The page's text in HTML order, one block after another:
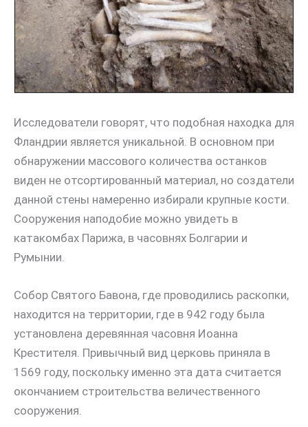
Исследователи говорят, что подобная находка для
Фландрии является уникальной. В основном при
обнаружении массового количества останков
виден не отсортированный материал, но создатели
данной стены намеренно избирали крупные кости.
Сооружения наподобие можно увидеть в
катакомбах Парижа, в часовнях Болгарии и
Румынии.
Собор Святого Бавона, где проводились раскопки,
находится на территории, где в 942 году была
установлена деревянная часовня Иоанна
Крестителя. Привычный вид церковь приняла в
1569 году, поскольку именно эта дата считается
окончанием строительства величественного
сооружения.